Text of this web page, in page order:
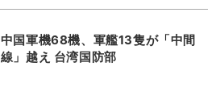
中国軍機68機、軍艦13隻が「中間
線」越え 台湾国防部